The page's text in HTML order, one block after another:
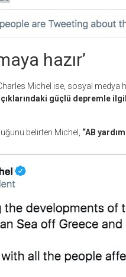
hazır’
Michel ise, sosyal medya
güçlü depremle
belirten Michel, “AB